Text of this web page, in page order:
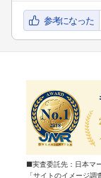
参考になった
■実査委託先：日本マ
「サイトのイメージ調